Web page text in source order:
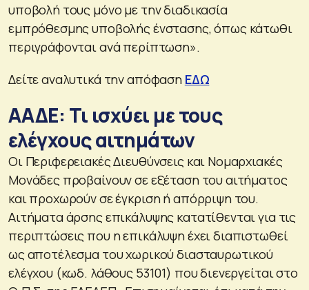
υποβολή τους μόνο με την διαδικασία
εμπρόθεσμης υποβολής ένστασης, όπως κάτωθι
περιγράφονται ανά περίπτωση».
Δείτε αναλυτικά την απόφαση ΕΔΩ
ΑΑΔΕ: Τι ισχύει με τους
ελέγχους αιτημάτων
Οι Περιφερειακές Διευθύνσεις και Νομαρχιακές
Μονάδες προβαίνουν σε εξέταση του αιτήματος
και προχωρούν σε έγκριση ή απόρριψη του.
Αιτήματα άρσης επικάλυψης κατατίθενται για τις
περιπτώσεις που η επικάλυψη έχει διαπιστωθεί
ως αποτέλεσμα του χωρικού διασταυρωτικού
ελέγχου (κωδ. λάθους 53101) που διενεργείται στο